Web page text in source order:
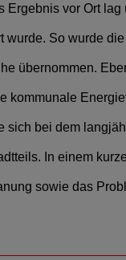
vor Ort
So wurde
übernommen.
kommunale
sich bei dem
In einem
sowie das